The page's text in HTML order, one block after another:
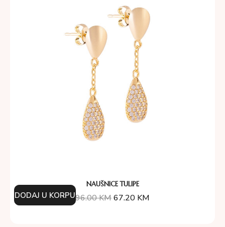
NAUŠNICE TULIPE
96.00KM67.20 KM
DODAJ U KORPU